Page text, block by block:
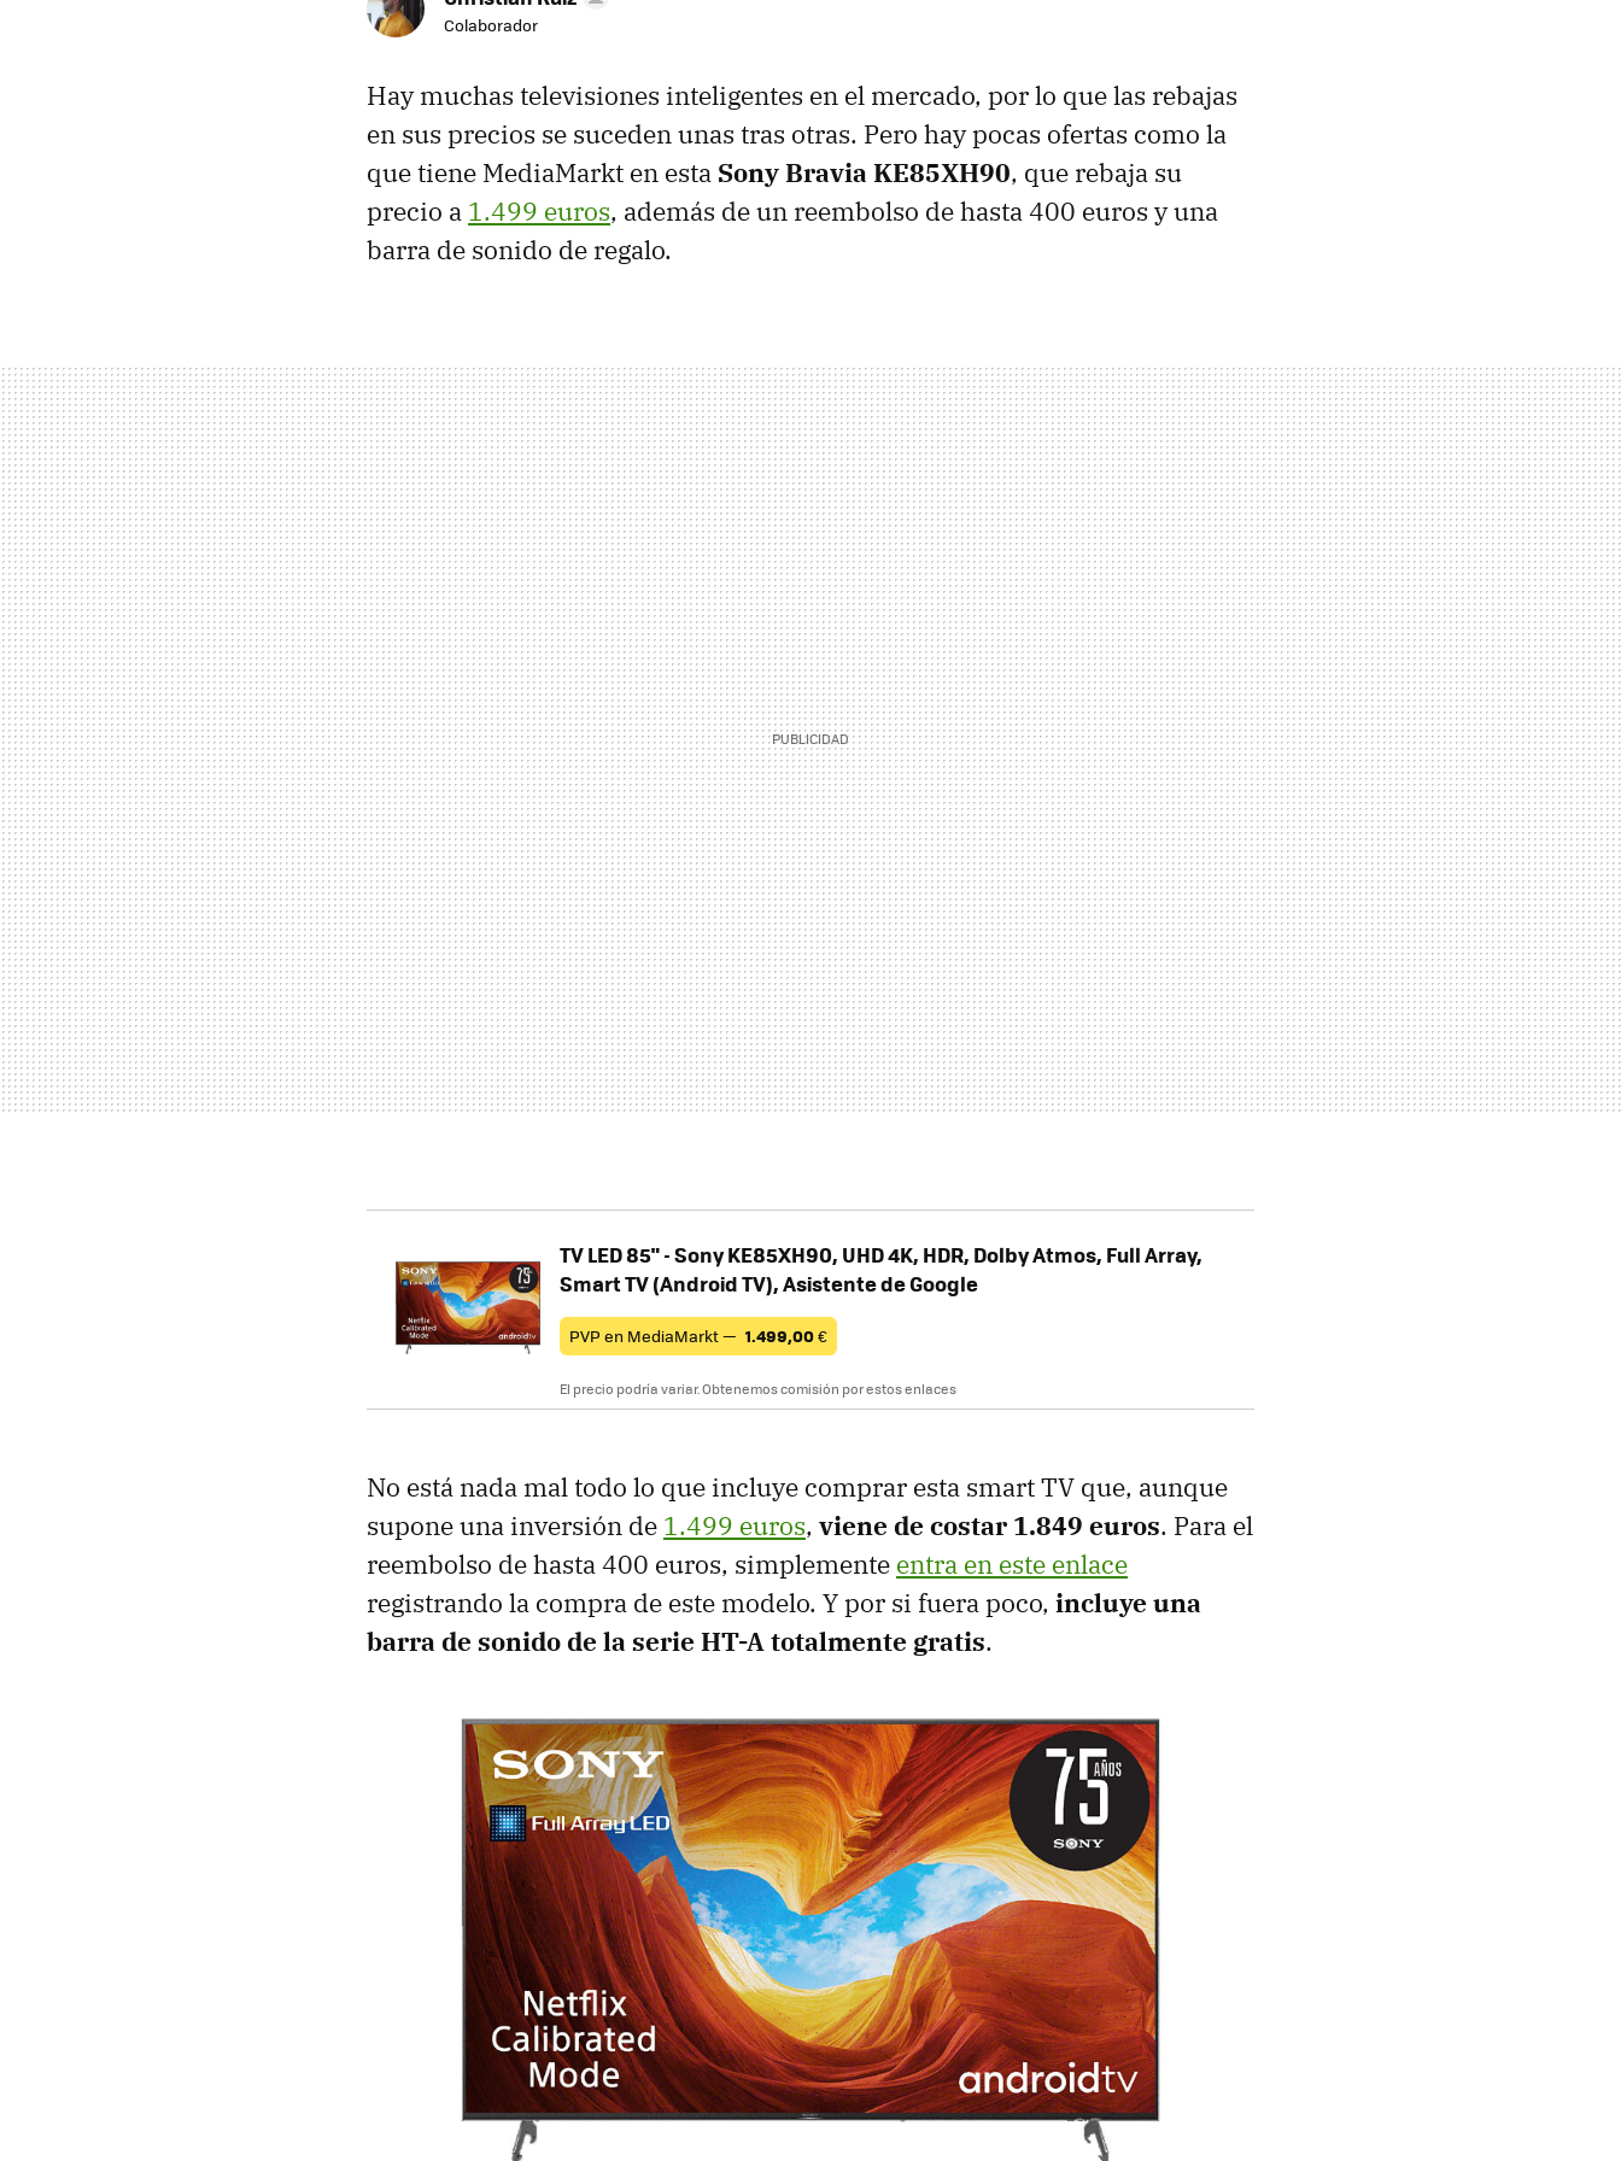
Colaborador
Hay muchas televisiones inteligentes en el mercado, por lo que las rebajas
en sus precios se suceden unas tras otras. Pero hay pocas ofertas como la
que tiene MediaMarkt en esta Sony Bravia KE85XH90, que rebaja su
precio a 1.499 euros, además de un reembolso de hasta 400 euros y una
barra de sonido de regalo.
TV LED 85" - Sony KE85XH90, UHD 4K, HDR, Dolby Atmos, Full Array,
Smart TV (Android TV), Asistente de Google
PVP en MediaMarkt — 1.499,00€
El precio podría variar. Obtenemos comisión por estos enlaces
No está nada mal todo lo que incluye comprar esta smart TV que, aunque
supone una inversión de 1.499 euros, viene de costar 1.849 euros. Para el
reembolso de hasta 400 euros, simplemente entra en este enlace
registrando la compra de este modelo. Y por si fuera poco, incluye una
barra de sonido de la serie HT-A totalmente gratis.